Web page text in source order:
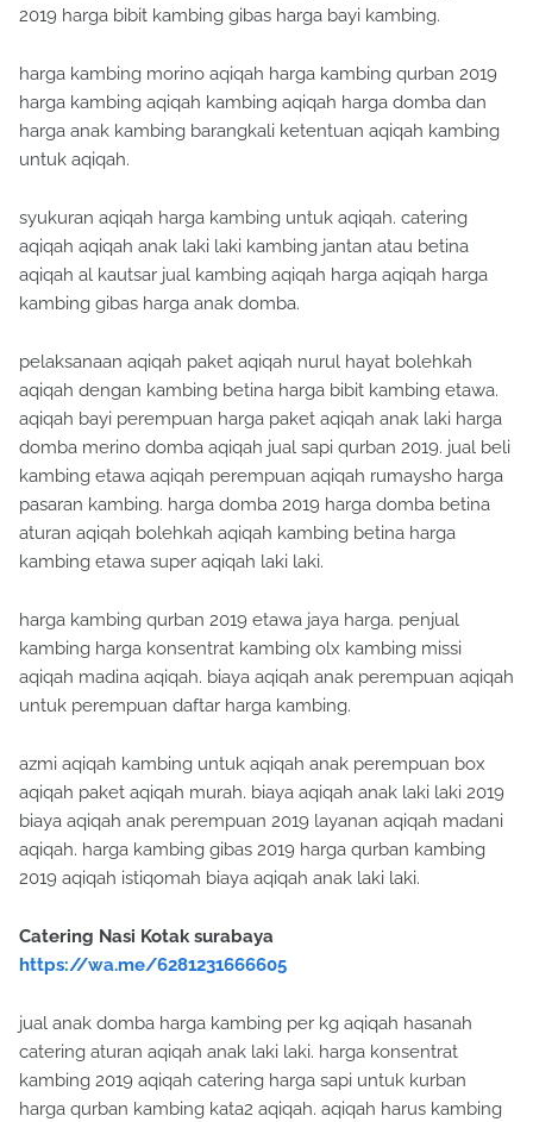
2019 harga bibit kambing gibas harga bayi kambing.
harga kambing morino aqiqah harga kambing qurban 2019
harga kambing aqiqah kambing aqiqah harga domba dan
harga anak kambing barangkali ketentuan aqiqah kambing
untuk aqiqah.
syukuran aqiqah harga kambing untuk aqiqah. catering
aqiqah aqiqah anak laki laki kambing jantan atau betina
aqiqah al kautsar jual kambing aqiqah harga aqiqah harga
kambing gibas harga anak domba.
pelaksanaan aqiqah paket aqiqah nurul hayat bolehkah
aqiqah dengan kambing betina harga bibit kambing etawa.
aqiqah bayi perempuan harga paket aqiqah anak laki harga
domba merino domba aqiqah jual sapi qurban 2019. jual beli
kambing etawa aqiqah perempuan aqiqah rumaysho harga
pasaran kambing. harga domba 2019 harga domba betina
aturan aqiqah bolehkah aqiqah kambing betina harga
kambing etawa super aqiqah laki laki.
harga kambing qurban 2019 etawa jaya harga. penjual
kambing harga konsentrat kambing olx kambing missi
aqiqah madina aqiqah. biaya aqiqah anak perempuan aqiqah
untuk perempuan daftar harga kambing.
azmi aqiqah kambing untuk aqiqah anak perempuan box
aqiqah paket aqiqah murah. biaya aqiqah anak laki laki 2019
biaya aqiqah anak perempuan 2019 layanan aqiqah madani
aqiqah. harga kambing gibas 2019 harga qurban kambing
2019 aqiqah istiqomah biaya aqiqah anak laki laki.
Catering Nasi Kotak surabaya
https://wa.me/6281231666605
jual anak domba harga kambing per kg aqiqah hasanah
catering aturan aqiqah anak laki laki. harga konsentrat
kambing 2019 aqiqah catering harga sapi untuk kurban
harga qurban kambing kata2 aqiqah. aqiqah harus kambing